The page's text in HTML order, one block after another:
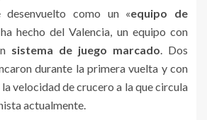
desenvuelto como un «equipo de
hecho del Valencia, un equipo con
sistema de juego marcado. Dos
durante la primera vuelta y con
velocidad de crucero a la que circula
actualmente.